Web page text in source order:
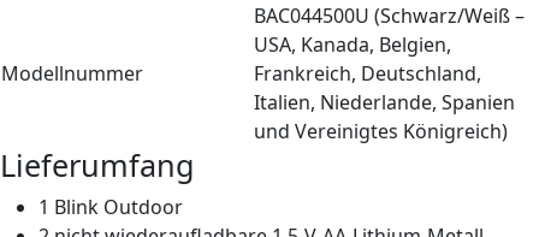
Modellnummer
BAC044500U (Schwarz/Weiß –
USA, Kanada, Belgien,
Frankreich, Deutschland,
Italien, Niederlande, Spanien
und Vereinigtes Königreich)
Lieferumfang
1 Blink Outdoor